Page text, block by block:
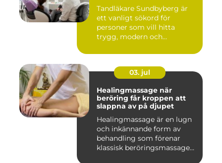
Tandläkare Sundbyberg är
ett vanligt sökord för
personer som vill hitta
trygg, modern och
03. jul
Healingmassage när
beröring får kroppen att
slappna av på djupet
Healingmassage är en lugn
och inkännande form av
behandling som förenar
klassisk beröringsmassage